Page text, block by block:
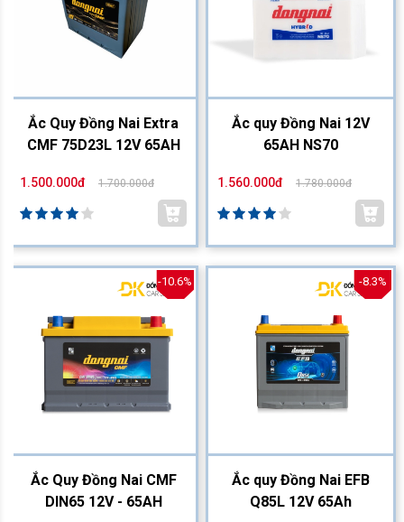
Ắc Quy Đồng Nai Extra
CMF 75D23L 12V 65AH
1.500.000đ 1.700.000đ
Ắc quy Đồng Nai 12V
65AH NS70
1.560.000đ 1.780.000đ
-10.6%
Ắc Quy Đồng Nai CMF
DIN65 12V - 65AH
-8.3%
Ắc quy Đồng Nai EFB
Q85L 12V 65Ah